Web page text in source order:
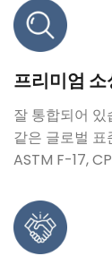
프리미엄 소
잘 통합되어
같은 글로벌
ASTM F-17,